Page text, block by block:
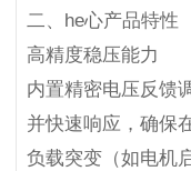
二、he心产品特性
高精度稳压能力
内置精密电压反馈
并快速响应，确保
负载突变（如电机